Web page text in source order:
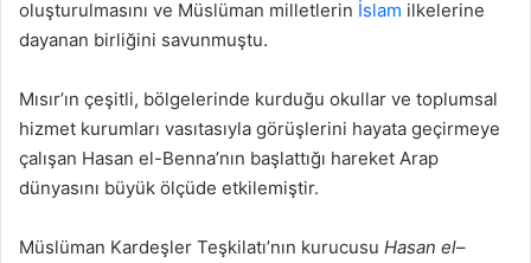
oluşturulmasını ve Müslüman milletlerin İslam ilkelerine
dayanan birliğini savunmuştu.
Mısır’ın çeşitli, bölgelerinde kurduğu okullar ve toplumsal
hizmet kurumları vasıtasıyla görüşlerini hayata geçirmeye
çalışan Hasan el-Benna’nın başlattığı hareket Arap
dünyasını büyük ölçüde etkilemiştir.
Müslüman Kardeşler Teşkilatı’nın kurucusu Hasan el–